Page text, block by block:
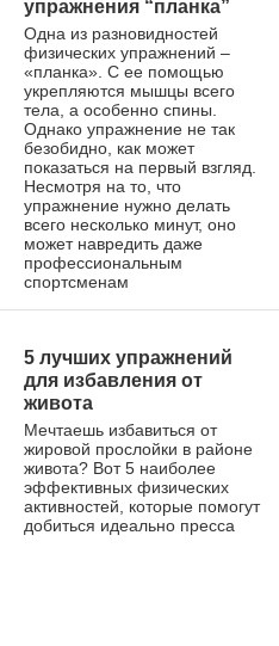
упражнения “планка”
Одна из разновидностей
физических упражнений –
«планка». С ее помощью
укрепляются мышцы всего
тела, а особенно спины.
Однако упражнение не так
безобидно, как может
показаться на первый взгляд.
Несмотря на то, что
упражнение нужно делать
всего несколько минут, оно
может навредить даже
профессиональным
спортсменам
5 лучших упражнений
для избавления от
живота
Мечтаешь избавиться от
жировой прослойки в районе
живота? Вот 5 наиболее
эффективных физических
активностей, которые помогут
добиться идеально пресса